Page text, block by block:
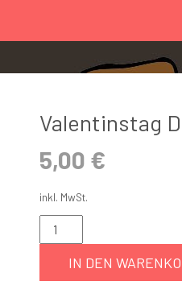
Valentinstag
5,00 €
inkl. MwSt.
IN DEN